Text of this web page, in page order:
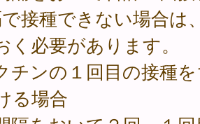
接種できない場合は
く必要があります。
チンの１回目の接種
る場合